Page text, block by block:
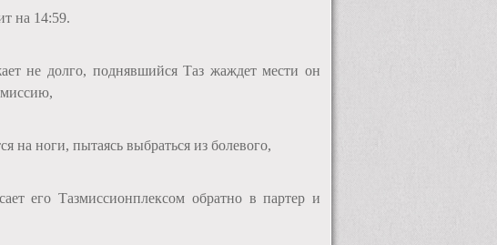
на 14:59.
не долго, поднявшийся Таз жаждет мести он
на ноги, пытаясь выбраться из болевого,
его Тазмиссионплексом обратно в партер и